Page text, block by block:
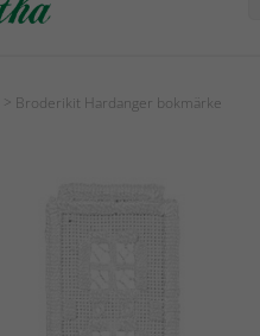
> Broderikit Hardanger bokmärke